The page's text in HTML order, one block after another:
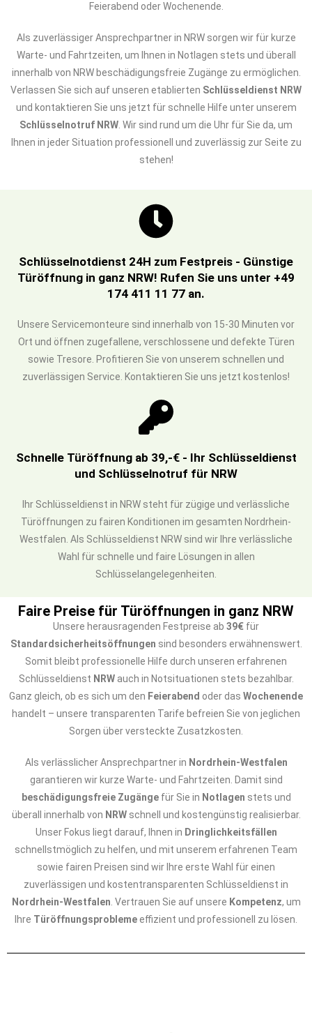
Feierabend oder Wochenende.
Als zuverlässiger Ansprechpartner in NRW sorgen wir für kurze
Warte- und Fahrtzeiten, um Ihnen in Notlagen stets und überall
innerhalb von NRW beschädigungsfreie Zugänge zu ermöglichen.
Verlassen Sie sich auf unseren etablierten Schlüsseldienst NRW
und kontaktieren Sie uns jetzt für schnelle Hilfe unter unserem
Schlüsselnotruf NRW . Wir sind rund um die Uhr für Sie da, um
Ihnen in jeder Situation professionell und zuverlässig zur Seite zu
stehen!
Schlüsselnotdienst 24H zum Festpreis - Günstige
Türöffnung in ganz NRW! Rufen Sie uns unter +49
174 411 11 77 an.
Unsere Servicemonteure sind innerhalb von 15-30 Minuten vor
Ort und öffnen zugefallene, verschlossene und defekte Türen
sowie Tresore. Profitieren Sie von unserem schnellen und
zuverlässigen Service. Kontaktieren Sie uns jetzt kostenlos!
Schnelle Türöffnung ab 39,-€ - Ihr Schlüsseldienst
und Schlüsselnotruf für NRW
Ihr Schlüsseldienst in NRW steht für zügige und verlässliche
Türöffnungen zu fairen Konditionen im gesamten Nordrhein-
Westfalen. Als Schlüsseldienst NRW sind wir Ihre verlässliche
Wahl für schnelle und faire Lösungen in allen
Schlüsselangelegenheiten.
Faire Preise für Türöffnungen in ganz NRW
Unsere herausragenden Festpreise ab 39€ für
Standardsicherheitsöffnungen sind besonders erwähnenswert.
Somit bleibt professionelle Hilfe durch unseren erfahrenen
Schlüsseldienst NRWauch in Notsituationen stets bezahlbar.
Ganz gleich, ob es sich um den Feierabend oder das Wochenende
handelt – unsere transparenten Tarife befreien Sie von jeglichen
Sorgen über versteckte Zusatzkosten.
Als verlässlicher Ansprechpartner in Nordrhein-Westfalen
garantieren wir kurze Warte- und Fahrtzeiten. Damit sind
beschädigungsfreie Zugängefür Sie in Notlagen stets und
überall innerhalb von NRWschnell und kostengünstig realisierbar.
Unser Fokus liegt darauf, Ihnen in Dringlichkeitsfällen
schnellstmöglich zu helfen, und mit unserem erfahrenen Team
sowie fairen Preisen sind wir Ihre erste Wahl für einen
zuverlässigen und kostentransparenten Schlüsseldienst in
Nordrhein-Westfalen . Vertrauen Sie auf unsere Kompetenz, um
Ihre Türöffnungsproblemeeffizient und professionell zu lösen.